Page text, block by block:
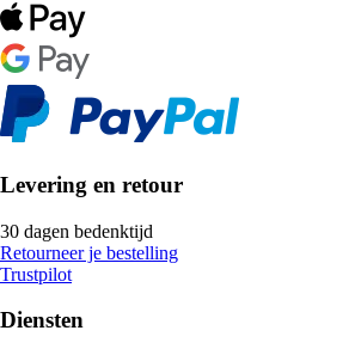
Levering en retour
30 dagen bedenktijd
Retourneer je bestelling
Trustpilot
Diensten